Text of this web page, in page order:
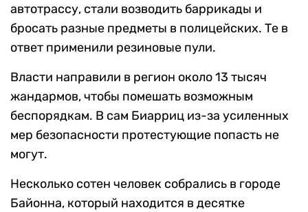
автотрассу, стали возводить баррикады и
бросать разные предметы в полицейских. Те в
ответ применили резиновые пули.
Власти направили в регион около 13 тысяч
жандармов, чтобы помешать возможным
беспорядкам. В сам Биарриц из-за усиленных
мер безопасности протестующие попасть не
могут.
Несколько сотен человек собрались в городе
Байонна, который находится в десятке